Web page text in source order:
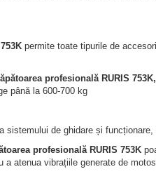
permite toate tipurile de
profesională RURIS 753K,
până la 600-700 kg
sistemului de ghidare și
profesională RURIS 753K
a atenua vibrațiile generate de